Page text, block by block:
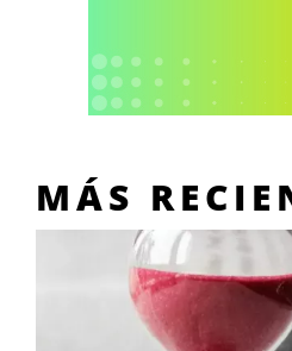
MÁS